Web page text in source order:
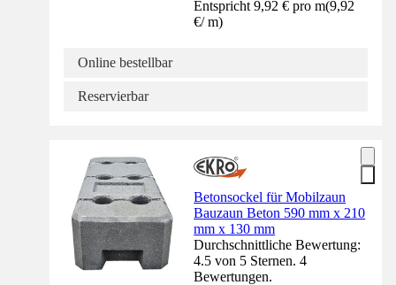
Entspricht 9,92 € pro m(9,92
€/ m)
Online bestellbar
Reservierbar
Betonsockel für Mobilzaun
Bauzaun Beton 590 mm x 210
mm x 130 mm
Durchschnittliche Bewertung:
4.5 von 5 Sternen. 4
Bewertungen.